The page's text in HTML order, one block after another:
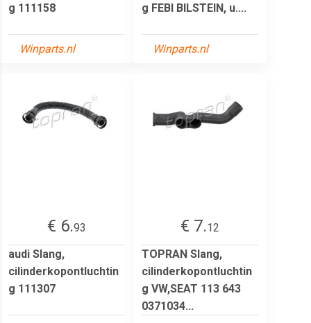
g 111158
Winparts.nl
g FEBI BILSTEIN, u....
Winparts.nl
€ 6.93
audi Slang,
cilinderkopontluchtin
g 111307
€ 7.12
TOPRAN Slang,
cilinderkopontluchtin
g VW,SEAT 113 643
0371034...